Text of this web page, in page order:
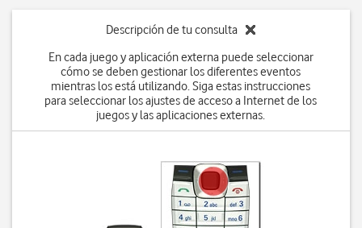
Descripción de tu consulta
En cada juego y aplicación externa puede seleccionar
cómo se deben gestionar los diferentes eventos
mientras los está utilizando. Siga estas instrucciones
para seleccionar los ajustes de acceso a Internet de los
juegos y las aplicaciones externas.